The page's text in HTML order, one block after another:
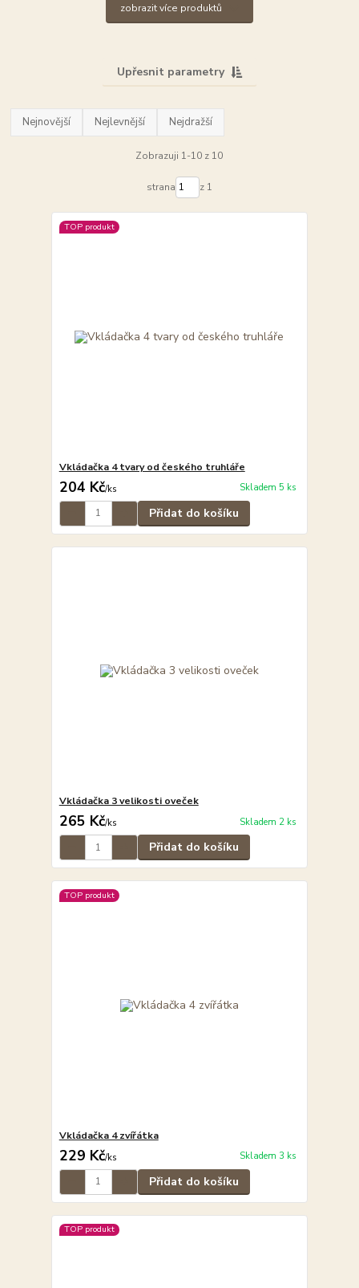
zobrazit více produktů
Upřesnit parametry
Nejnovější Nejlevnější Nejdražší
Zobrazuji 1-10 z 10
strana z 1
TOP produkt
Vkládačka 4 tvary od českého truhláře
204 Kč/ks Skladem 5 ks
Přidat do košíku
Vkládačka 3 velikosti oveček
265 Kč/ks Skladem 2 ks
Přidat do košíku
TOP produkt
Vkládačka 4 zvířátka
229 Kč/ks Skladem 3 ks
Přidat do košíku
TOP produkt